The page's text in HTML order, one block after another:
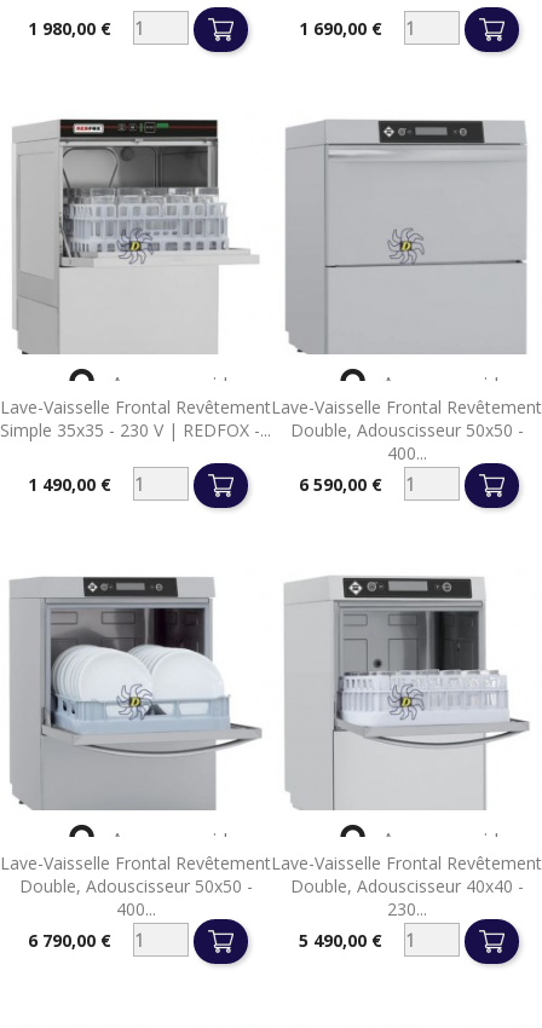
Prix1 980,00 € Prix1 690,00 €
Lave-Vaisselle Frontal Revêtement
Simple 35x35 - 230 V | REDFOX -...
Prix1 490,00 €
 Aperçu rapide
Lave-Vaisselle Frontal Revêtement
Double, Adouscisseur 50x50 -
400...
Prix6 590,00 €
 Aperçu rapide
Lave-Vaisselle Frontal Revêtement
Double, Adouscisseur 50x50 -
400...
Prix6 790,00 €
 Aperçu rapide
Lave-Vaisselle Frontal Revêtement
Double, Adouscisseur 40x40 -
230...
Prix5 490,00 €
 Aperçu rapide